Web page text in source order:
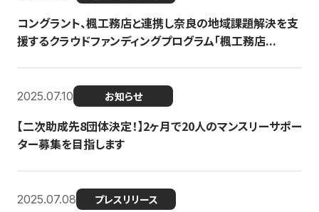
コングラント、楓工務店と連携し奈良の地域課題解決を支
援するクラウドファンディングプログラム「楓工務店...
2025.07.10 お知らせ
【二次助成先8団体決定！】2ヶ月で20人のマンスリーサポー
ター募集を目指します
2025.07.08 プレスリリース